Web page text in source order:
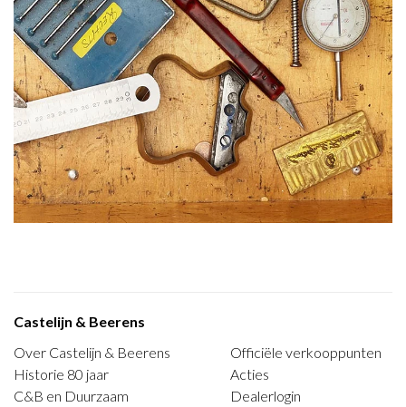
Castelijn & Beerens
Over Castelijn & Beerens
Historie 80 jaar
C&B en Duurzaam
Officiële verkooppunten
Acties
Dealerlogin